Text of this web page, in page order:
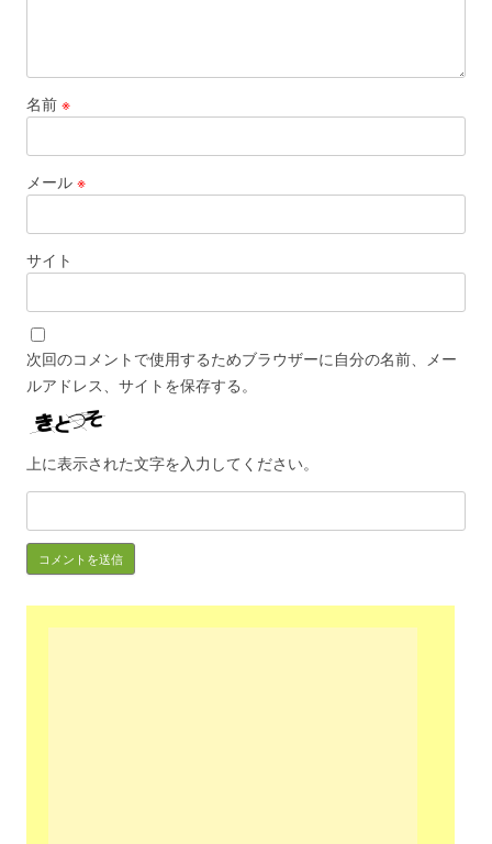
名前 ※
メール ※
サイト
次回のコメントで使用するためブラウザーに自分の名前、メー
ルアドレス、サイトを保存する。
上に表示された文字を入力してください。